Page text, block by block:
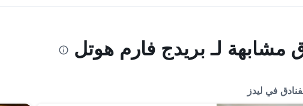
مشابهة لـ بريدج فارم هوتل
في ليدز